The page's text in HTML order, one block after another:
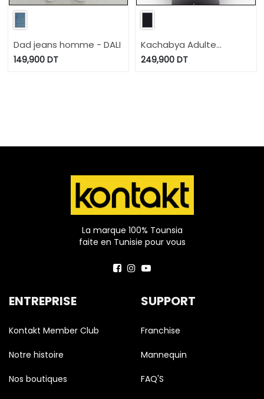
Dad jeans homme - DALI
149,900DT
Kachabya Adulte
unisexe en jeans
249,900 DT
La marque 100% Tounsia
faite en Tunisie pour vous
ENTREPRISE
Kontakt Member Club
Notre histoire
Nos boutiques
SUPPORT
Franchise
Mannequin
FAQ'S